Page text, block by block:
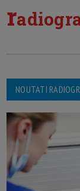
r
NOUTATI